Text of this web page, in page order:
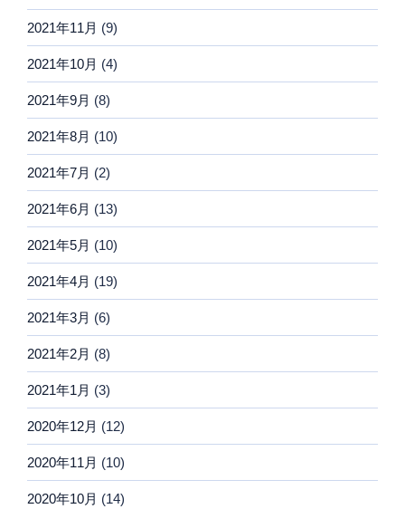
2021年11月 (9)
2021年10月 (4)
2021年9月 (8)
2021年8月 (10)
2021年7月 (2)
2021年6月 (13)
2021年5月 (10)
2021年4月 (19)
2021年3月 (6)
2021年2月 (8)
2021年1月 (3)
2020年12月 (12)
2020年11月 (10)
2020年10月 (14)